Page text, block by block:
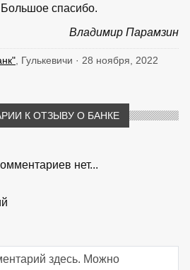
спасибо.
Владимир Парамзин
, Гулькевичи · 28 ноября, 2022
К ОТЗЫВУ О БАНКЕ
нет...